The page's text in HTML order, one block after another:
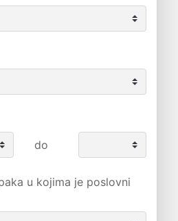
do
u kojima je poslovni